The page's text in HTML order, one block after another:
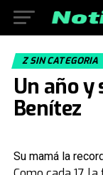
Z SIN CATEGORIA
Un año y
Benítez
Su mamá la